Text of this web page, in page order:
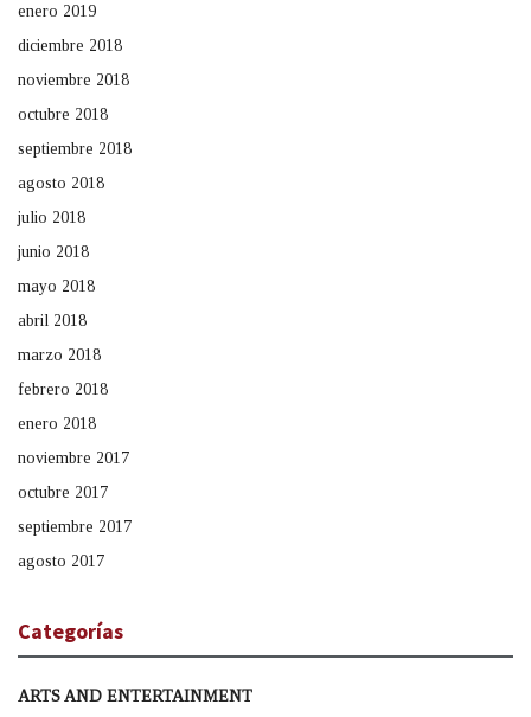
enero 2019
diciembre 2018
noviembre 2018
octubre 2018
septiembre 2018
agosto 2018
julio 2018
junio 2018
mayo 2018
abril 2018
marzo 2018
febrero 2018
enero 2018
noviembre 2017
octubre 2017
septiembre 2017
agosto 2017
Categorías
ARTS AND ENTERTAINMENT